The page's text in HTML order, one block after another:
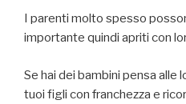
I parenti molto spesso
importante quindi apriti con
Se hai dei bambini pensa alle
tuoi figli con franchezza e